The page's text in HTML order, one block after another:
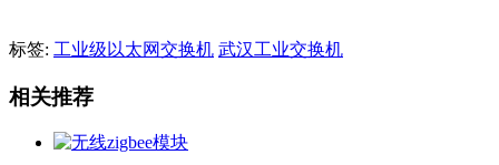
标签: 工业级以太网交换机 武汉工业交换机
相关推荐